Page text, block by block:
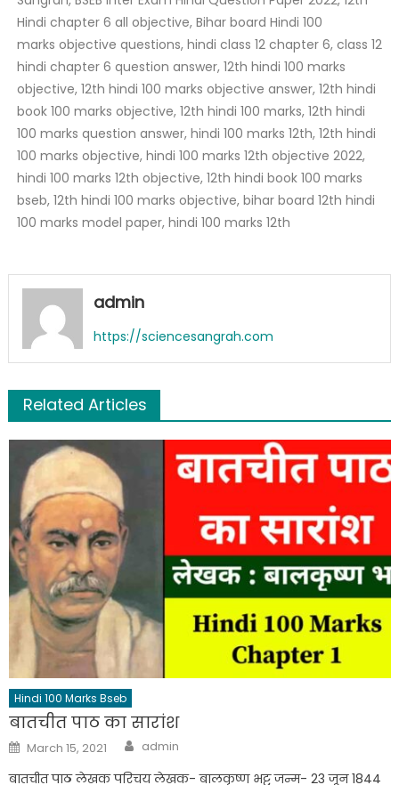
Hindi chapter 6 all objective, Bihar board Hindi 100
marks objective questions, hindi class 12 chapter 6, class 12
hindi chapter 6 question answer, 12th hindi 100 marks
objective, 12th hindi 100 marks objective answer, 12th hindi
book 100 marks objective, 12th hindi 100 marks, 12th hindi
100 marks question answer, hindi 100 marks 12th, 12th hindi
100 marks objective, hindi 100 marks 12th objective 2022,
hindi 100 marks 12th objective, 12th hindi book 100 marks
bseb, 12th hindi 100 marks objective, bihar board 12th hindi
100 marks model paper, hindi 100 marks 12th
admin
https://sciencesangrah.com
Related Articles
Hindi 100 Marks Bseb
बातचीत पाठ का सारांश
March 15, 2021 admin
बातचीत पाठ लेखक परिचय लेखक- बालकृष्ण भट्ट जन्म- 23 जून 1844